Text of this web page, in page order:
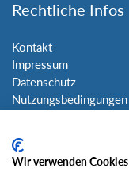
Rechtliche Infos
Kontakt
Impressum
Datenschutz
Nutzungsbedingungen
Social Media
Wir verwenden Cookies